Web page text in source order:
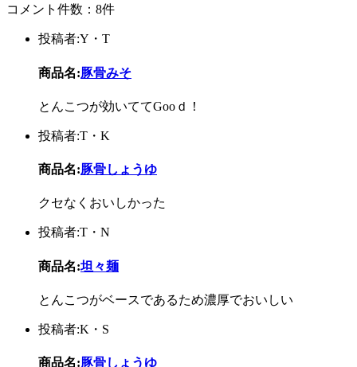
コメント件数：8件
投稿者:Y・T
商品名:豚骨みそ
とんこつが効いててGooｄ！
投稿者:T・K
商品名:豚骨しょうゆ
クセなくおいしかった
投稿者:T・N
商品名:坦々麺
とんこつがベースであるため濃厚でおいしい
投稿者:K・S
商品名:豚骨しょうゆ